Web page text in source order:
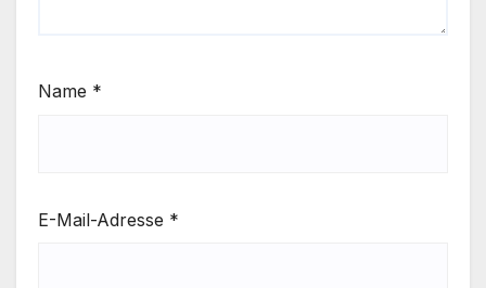
Name *
E-Mail-Adresse *